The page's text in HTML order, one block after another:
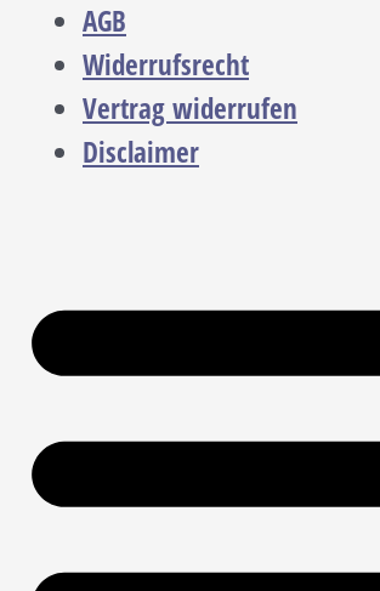
AGB
Widerrufsrecht
Vertrag widerrufen
Disclaimer